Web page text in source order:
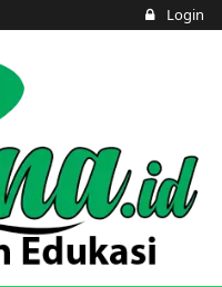
Login